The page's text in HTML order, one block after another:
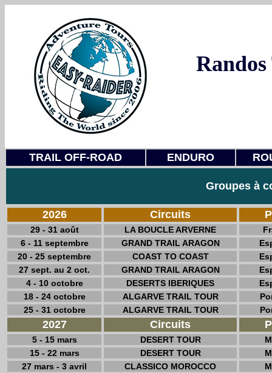
TRAIL OFF-ROAD ENDURO
Groupes à
2026 Circuits
29 - 31 août LA BOUCLE ARVERNE
6 - 11 septembre
GRAND TRAIL ARAGON
20 - 25 septembre
COAST TO COAST
27 sept. au 2 oct.
GRAND TRAIL ARAGON
4 - 10 octobre
DESERTS IBERIQUES
18 - 24 octobre
ALGARVE TRAIL TOUR
25 - 31 octobre
ALGARVE TRAIL TOUR
2027 Circuits
5 - 15 mars DESERT TOUR
15 - 22 mars
DESERT TOUR
27 mars - 3 avril
CLASSICO MOROCCO